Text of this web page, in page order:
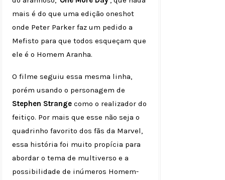
mais é do que uma edição oneshot
onde Peter Parker faz um pedido a
Mefisto para que todos esqueçam que
ele é o Homem Aranha.
O filme seguiu essa mesma linha,
porém usando o personagem de
Stephen Strange como o realizador do
feitiço. Por mais que esse não seja o
quadrinho favorito dos fãs da Marvel,
essa história foi muito propícia para
abordar o tema de multiverso e a
possibilidade de inúmeros Homem-